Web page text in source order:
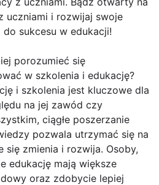
uczniami i rozwijaj swoje
sukcesu w edukacji!
porozumieć się
w szkolenia i edukację?
i szkolenia jest kluczowe dla
na jej zawód czy
ciągłe poszerzanie
pozwala utrzymać się na
się zmienia i rozwija. Osoby,
edukację mają większe
oraz zdobycie lepiej